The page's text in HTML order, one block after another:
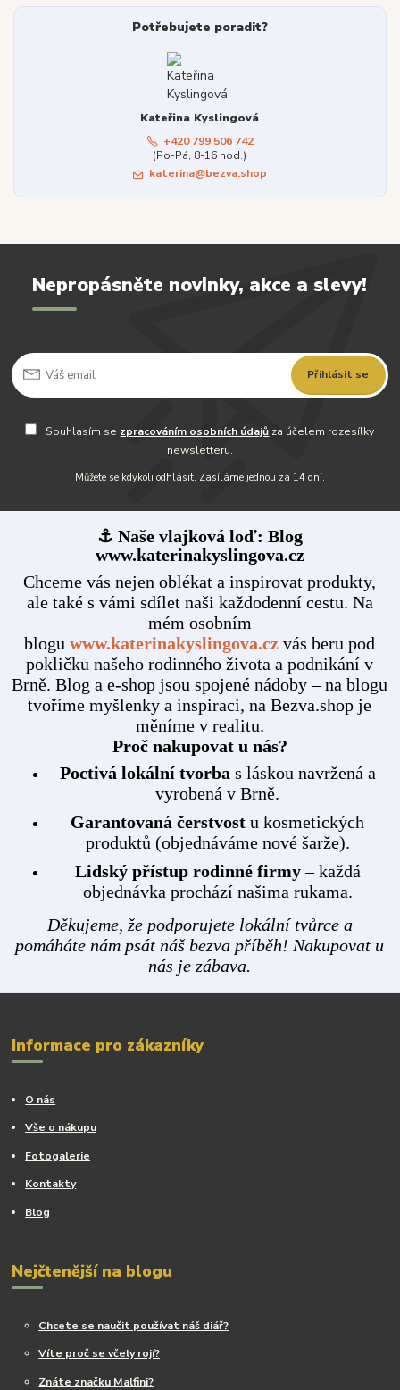
Potřebujete poradit?
Kateřina Kyslingová
+420 799 506 742
(Po-Pá, 8-16 hod.)
katerina@bezva.shop
Nepropásněte novinky, akce a slevy!
Přihlásit se
Souhlasím se zpracováním osobních údajů za účelem rozesílky
newsletteru.
Můžete se kdykoli odhlásit. Zasíláme jednou za 14 dní.
⚓ Naše vlajková loď: Blog
www.katerinakyslingova.cz
Chceme vás nejen oblékat a inspirovat produkty,
ale také s vámi sdílet naši každodenní cestu. Na
mém osobním
bloguwww.katerinakyslingova.cz vás beru pod
pokličku našeho rodinného života a podnikání v
Brně. Blog a e-shop jsou spojené nádoby – na blogu
tvoříme myšlenky a inspiraci, na Bezva.shop je
měníme v realitu.
Proč nakupovat u nás?
Poctivá lokální tvorbas láskou navržená a
vyrobená v Brně.
Garantovaná čerstvost u kosmetických
produktů (objednáváme nové šarže).
Lidský přístup rodinné firmy– každá
objednávka prochází našima rukama.
Děkujeme, že podporujete lokální tvůrce a
pomáháte nám psát náš bezva příběh! Nakupovat u
nás je zábava.
Informace pro zákazníky
O nás
Vše o nákupu
Fotogalerie
Kontakty
Blog
Nejčtenější na blogu
Chcete se naučit používat náš diář?
Víte proč se včely rojí?
Znáte značku Malfini?